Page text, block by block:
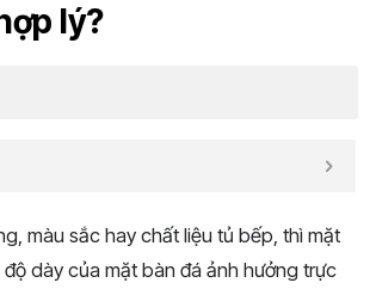
lý?
màu sắc hay chất liệu tủ bếp, thì mặt
dày của mặt bàn đá ảnh hưởng trực